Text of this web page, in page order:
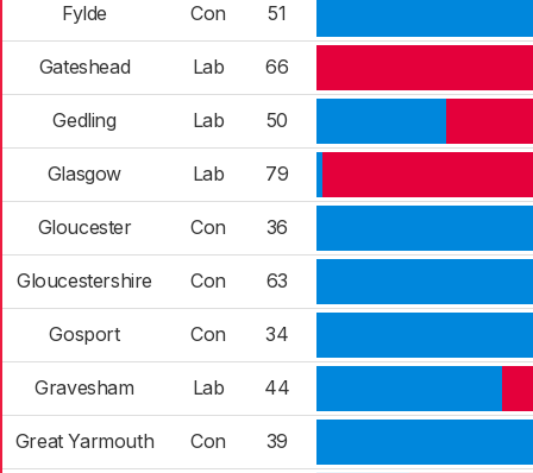
Fylde Con 51
Gateshead Lab 66
Gedling Lab 50
Glasgow Lab 79
Gloucester Con 36
Gloucestershire Con 63
Gosport Con 34
Gravesham Lab 44
Great Yarmouth Con 39